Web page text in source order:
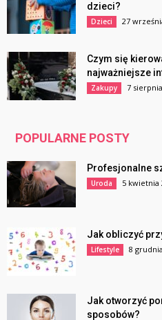
dzieci?
Dzieci 27
Czym się
najważniejsze
Zakupy 7
POPULARNE POSTY
Profesjonalne
Uroda 5 kwietnia
Jak obliczyć
Lifestyle 8
Jak otworzyć
sposobów?